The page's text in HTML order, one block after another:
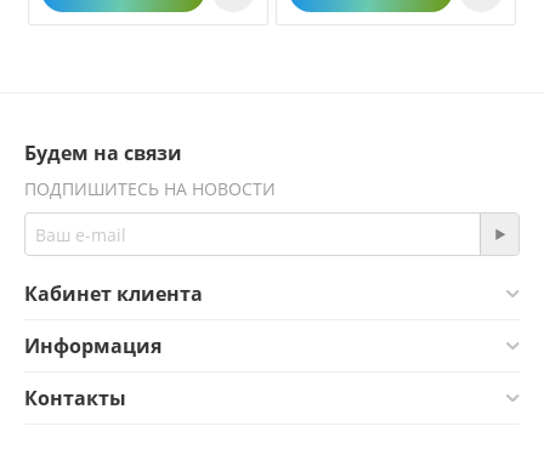
Будем на связи
ПОДПИШИТЕСЬ НА НОВОСТИ
Кабинет клиента
Информация
Контакты